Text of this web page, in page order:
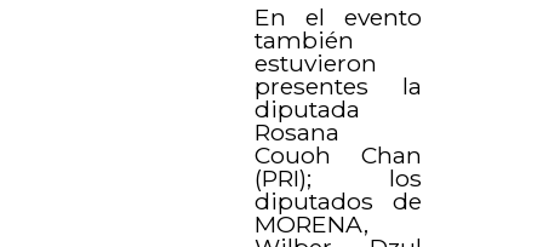
En el evento
también
estuvieron
presentes la
diputada
Rosana
Couoh Chan
(PRI); los
diputados de
MORENA,